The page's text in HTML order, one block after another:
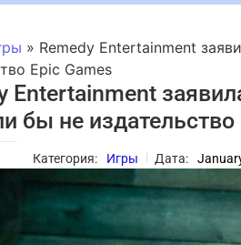
Звезда
Ужасы ночной
В дом блогера
MELOVIN
Алексей Гарбер
Suicide Squad: Kill
Симулятор
» Remedy Entertainment
Epic Games
Entertainment
бы не издательство
Категория: Игры Дата: